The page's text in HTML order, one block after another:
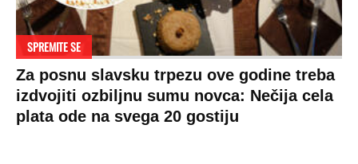
SPREMITE SE
Za posnu slavsku trpezu ove godine treba
izdvojiti ozbiljnu sumu novca: Nečija cela
plata ode na svega 20 gostiju